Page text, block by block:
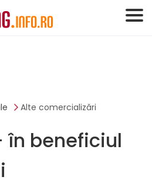
Alte comercializări
în beneficiul